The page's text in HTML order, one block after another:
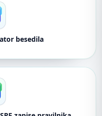
besedila